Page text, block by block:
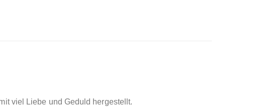
viel Liebe und Geduld hergestellt.